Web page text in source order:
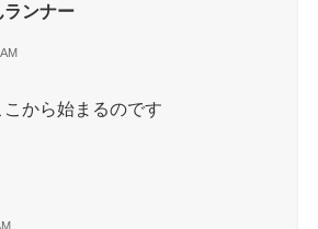
ランナー
から始まるのです